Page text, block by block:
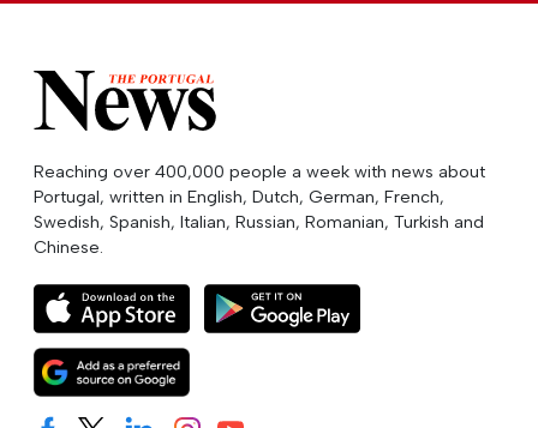
Reaching over 400,000 people a week with news about
Portugal, written in English, Dutch, German, French,
Swedish, Spanish, Italian, Russian, Romanian, Turkish and
Chinese.